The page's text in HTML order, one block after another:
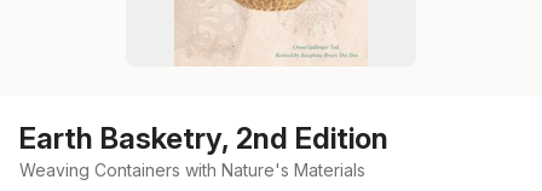
Earth Basketry, 2nd Edition
Weaving Containers with Nature's Materials